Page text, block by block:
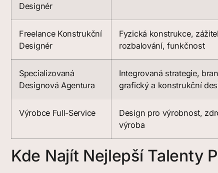
Designér
Freelance Konstrukční
Designér
Fyzická konstrukce,
rozbalování, funkčnost
Specializovaná
Designová Agentura
Integrovaná strategie,
grafický a konstrukční
Výrobce Full-Service
Design pro výrobnost,
výroba
Kde Najít Nejlepší Talenty